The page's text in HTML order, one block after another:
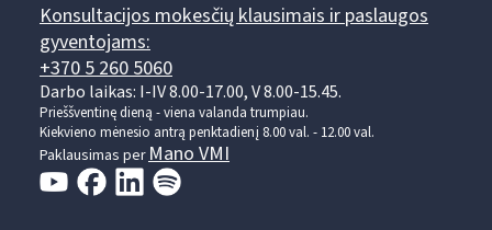
Konsultacijos mokesčių klausimais ir paslaugos
gyventojams:
+370 5 260 5060
Darbo laikas: I-IV 8.00-17.00, V 8.00-15.45.
Prieššventinę dieną - viena valanda trumpiau.
Kiekvieno mėnesio antrą penktadienį 8.00 val. - 12.00 val.
Paklausimas per Mano VMI